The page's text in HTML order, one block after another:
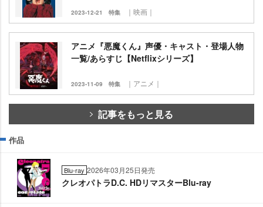
2023-12-21 特集 ｜映画｜
アニメ『悪魔くん』声優・キャスト・登場人物
一覧/あらすじ【Netflixシリーズ】
2023-11-09 特集 ｜アニメ｜
記事をもっと見る
作品
Blu-ray 2026年03月25日発売
クレオパトラD.C. HDリマスターBlu-ray